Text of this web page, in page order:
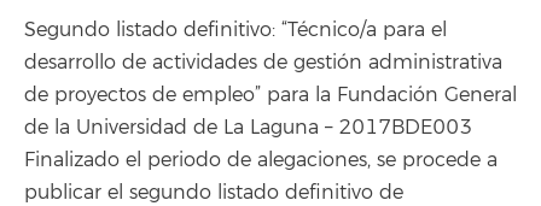
Segundo listado definitivo: “Técnico/a para el
desarrollo de actividades de gestión administrativa
de proyectos de empleo” para la Fundación General
de la Universidad de La Laguna – 2017BDE003
Finalizado el periodo de alegaciones, se procede a
publicar el segundo listado definitivo de